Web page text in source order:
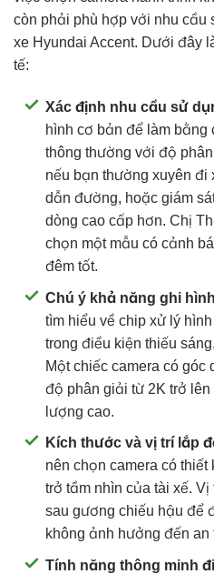
còn phải phù hợp với nhu cầu
xe Hyundai Accent. Dưới đây
tế:
Xác định nhu cầu sử
hình cơ bản để làm bằng
thông thường với độ
nếu bạn thường xuyên đi
dẫn đường, hoặc giám
dòng cao cấp hơn. Chị
chọn một mẫu có cảnh
đêm tốt.
Chú ý khả năng ghi
tìm hiểu về chip xử lý
trong điều kiện thiếu
Một chiếc camera có góc
độ phân giải từ 2K trở
lượng cao.
Kích thước và vị trí lắp
nên chọn camera có
trở tầm nhìn của tài xế.
sau gương chiếu hậu để
không ảnh hưởng đến an
Tính năng thông minh